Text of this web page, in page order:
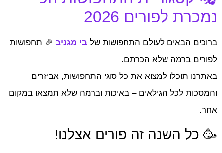
נמכרת לפורים 2026
ברוכים הבאים לעולם התחפושות של בי מגניב 🎉 תחפושות
לפורים ברמה שלא הכרתם.
באתרנו תוכלו למצוא את כל סוגי התחפושות, אביזרים
והמסכות לכל הגילאים – באיכות וברמה שלא תמצאו במקום
אחר.
🥳 כל השנה זה פורים אצלנו!